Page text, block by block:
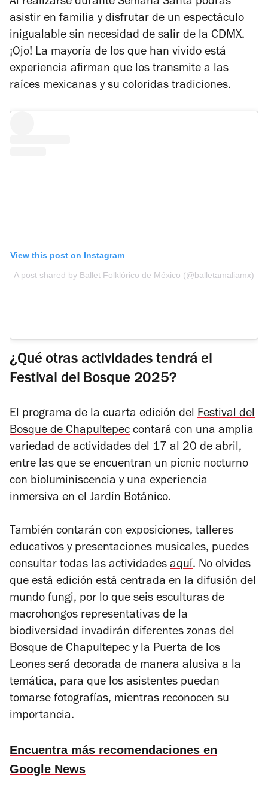
Al realizarse durante Semana Santa podrás
asistir en familia y disfrutar de un espectáculo
inigualable sin necesidad de salir de la CDMX.
¡Ojo! La mayoría de los que han vivido está
experiencia afirman que los transmite a las
raíces mexicanas y su coloridas tradiciones.
View this post on Instagram
A post shared by Ballet Folklórico de México (@balletamaliamx)
¿Qué otras actividades tendrá el
Festival del Bosque 2025?
El programa de la cuarta edición del Festival del
Bosque de Chapultepec contará con una amplia
variedad de actividades del 17 al 20 de abril,
entre las que se encuentran un picnic nocturno
con bioluminiscencia y una experiencia
inmersiva en el Jardín Botánico.
También contarán con exposiciones, talleres
educativos y presentaciones musicales, puedes
consultar todas las actividades aquí. No olvides
que está edición está centrada en la difusión del
mundo fungi, por lo que seis esculturas de
macrohongos representativas de la
biodiversidad invadirán diferentes zonas del
Bosque de Chapultepec y la Puerta de los
Leones será decorada de manera alusiva a la
temática, para que los asistentes puedan
tomarse fotografías, mientras reconocen su
importancia.
Encuentra más recomendaciones en
Google News